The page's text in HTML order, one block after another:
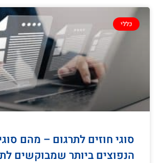
כללי
סוגי חוזים לתרגום – מהם
הנפוצים ביותר שמבוקשים